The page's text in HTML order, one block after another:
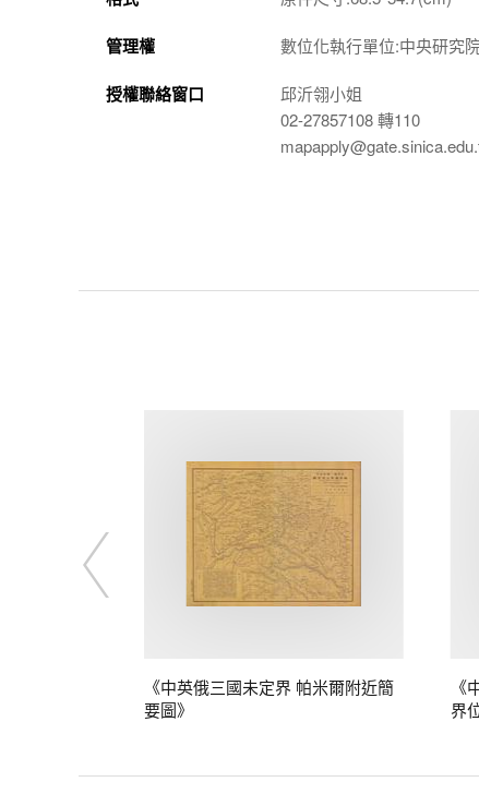
管理權 數位化執行單位:中央研究
授權聯絡窗口
邱沂翎小姐
02-27857108 轉110
《中英俄三國未定界 帕米爾附近簡
要圖》
《
界